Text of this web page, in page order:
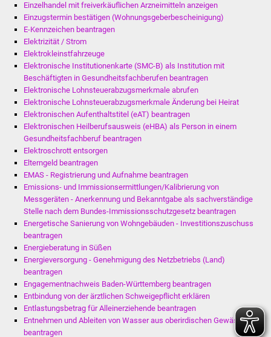
Einzelhandel mit freiverkäuflichen Arzneimitteln anzeigen
Einzugstermin bestätigen (Wohnungsgeberbescheinigung)
E-Kennzeichen beantragen
Elektrizität / Strom
Elektrokleinstfahrzeuge
Elektronische Institutionenkarte (SMC-B) als Institution mit
Beschäftigten in Gesundheitsfachberufen beantragen
Elektronische Lohnsteuerabzugsmerkmale abrufen
Elektronische Lohnsteuerabzugsmerkmale Änderung bei Heirat
Elektronischen Aufenthaltstitel (eAT) beantragen
Elektronischen Heilberufsausweis (eHBA) als Person in einem
Gesundheitsfachberuf beantragen
Elektroschrott entsorgen
Elterngeld beantragen
EMAS - Registrierung und Aufnahme beantragen
Emissions- und Immissionsermittlungen/Kalibrierung von
Messgeräten - Anerkennung und Bekanntgabe als sachverständige
Stelle nach dem Bundes-Immissionsschutzgesetz beantragen
Energetische Sanierung von Wohngebäuden - Investitionszuschuss
beantragen
Energieberatung in Süßen
Energieversorgung - Genehmigung des Netzbetriebs (Land)
beantragen
Engagementnachweis Baden-Württemberg beantragen
Entbindung von der ärztlichen Schweigepflicht erklären
Entlastungsbetrag für Alleinerziehende beantragen
Entnehmen und Ableiten von Wasser aus oberirdischen Gewässern
beantragen